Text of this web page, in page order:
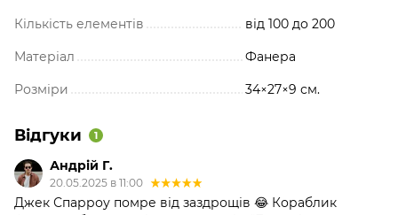
Кількість елементів від 100 до 200
Матеріал Фанера
Розміри 34×27×9 см.
Відгуки 1
Андрій Г.
20.05.2025 в 11:00
Джек Спарроу помре від заздрощів 😂 Кораблик